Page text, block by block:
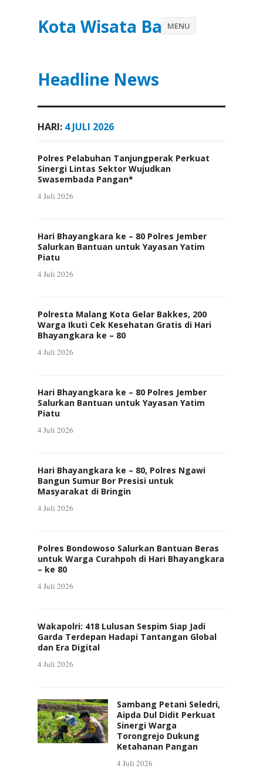
Kota Wisata Batu
Headline News
MENU
HARI: 4 JULI 2026
Polres Pelabuhan Tanjungperak Perkuat
Sinergi Lintas Sektor Wujudkan
Swasembada Pangan*
4 Juli 2026
Hari Bhayangkara ke – 80 Polres Jember
Salurkan Bantuan untuk Yayasan Yatim
Piatu
4 Juli 2026
Polresta Malang Kota Gelar Bakkes, 200
Warga Ikuti Cek Kesehatan Gratis di Hari
Bhayangkara ke – 80
4 Juli 2026
Hari Bhayangkara ke – 80 Polres Jember
Salurkan Bantuan untuk Yayasan Yatim
Piatu
4 Juli 2026
Hari Bhayangkara ke – 80, Polres Ngawi
Bangun Sumur Bor Presisi untuk
Masyarakat di Bringin
4 Juli 2026
Polres Bondowoso Salurkan Bantuan Beras
untuk Warga Curahpoh di Hari Bhayangkara
– ke 80
4 Juli 2026
Wakapolri: 418 Lulusan Sespim Siap Jadi
Garda Terdepan Hadapi Tantangan Global
dan Era Digital
4 Juli 2026
Sambang Petani Seledri,
Aipda Dul Didit Perkuat
Sinergi Warga
Torongrejo Dukung
Ketahanan Pangan
4 Juli 2026